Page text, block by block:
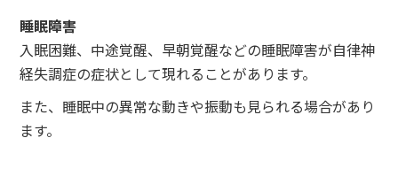
睡眠障害
入眠困難、中途覚醒、早朝覚醒などの睡眠障害が自律神
経失調症の症状として現れることがあります。
また、睡眠中の異常な動きや振動も見られる場合があり
ます。